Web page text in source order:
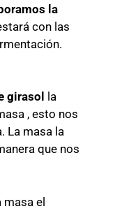
la
con las
girasol
la
, esto nos
La masa la
que nos
masa el